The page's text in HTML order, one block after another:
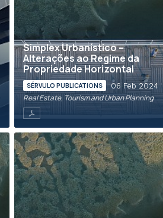
Simplex Urbanístico –
Alterações ao Regime da
Propriedade Horizontal
SÉRVULO PUBLICATIONS 06 Feb 2024
Real Estate, Tourism and Urban Planning